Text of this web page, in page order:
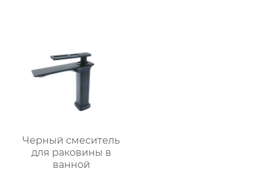
Черный смеситель
для раковины в
ванной